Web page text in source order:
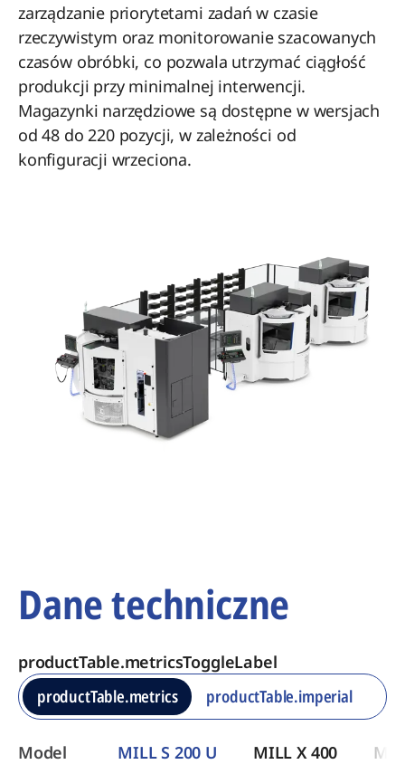
zarządzanie priorytetami zadań w czasie
rzeczywistym oraz monitorowanie szacowanych
czasów obróbki, co pozwala utrzymać ciągłość
produkcji przy minimalnej interwencji.
Magazynki narzędziowe są dostępne w wersjach
od 48 do 220 pozycji, w zależności od
konfiguracji wrzeciona.
Dane techniczne
productTable.metricsToggleLabel
productTable.metrics
productTable.imperial
​Model MILL S 200 U MILL X 400